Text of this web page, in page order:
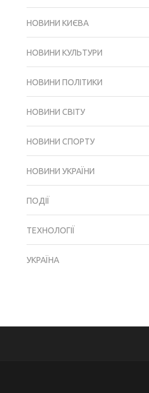
НОВИНИ КИЄВА
НОВИНИ КУЛЬТУРИ
НОВИНИ ПОЛІТИКИ
НОВИНИ СВІТУ
НОВИНИ СПОРТУ
НОВИНИ УКРАЇНИ
ПОДІЇ
ТЕХНОЛОГІЇ
УКРАЇНА